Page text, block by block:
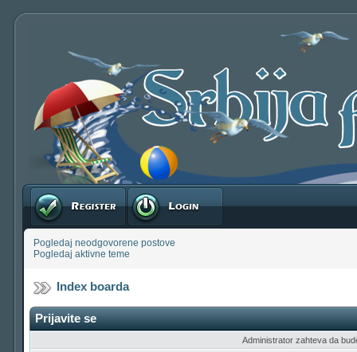
Registruj se Prijavite se
Pogledaj neodgovorene postove
Pogledaj aktivne teme
Index boarda
Prijavite se
Administrator zahteva da